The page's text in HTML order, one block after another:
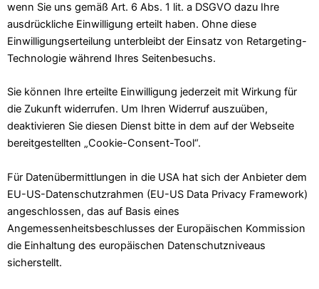
wenn Sie uns gemäß Art. 6 Abs. 1 lit. a DSGVO dazu Ihre
ausdrückliche Einwilligung erteilt haben. Ohne diese
Einwilligungserteilung unterbleibt der Einsatz von Retargeting-
Technologie während Ihres Seitenbesuchs.
Sie können Ihre erteilte Einwilligung jederzeit mit Wirkung für
die Zukunft widerrufen. Um Ihren Widerruf auszuüben,
deaktivieren Sie diesen Dienst bitte in dem auf der Webseite
bereitgestellten „Cookie-Consent-Tool“.
Für Datenübermittlungen in die USA hat sich der Anbieter dem
EU-US-Datenschutzrahmen (EU-US Data Privacy Framework)
angeschlossen, das auf Basis eines
Angemessenheitsbeschlusses der Europäischen Kommission
die Einhaltung des europäischen Datenschutzniveaus
sicherstellt.